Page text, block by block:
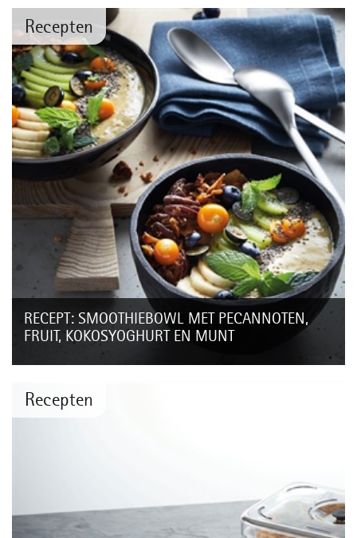
RECEPT: SMOOTHIEBOWL MET PECANNOTEN,
FRUIT, KOKOSYOGHURT EN MUNT
Extra vitaminen zijn van harte welkom met dit koude en natte
Recepten
Recepten